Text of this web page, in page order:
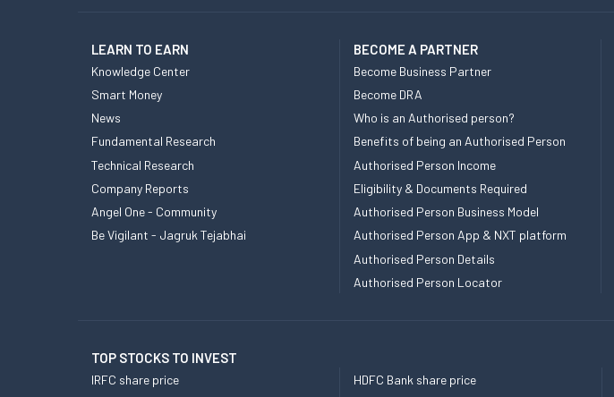
LEARN TO EARN
Knowledge Center
Smart Money
News
Fundamental Research
Technical Research
Company Reports
Angel One - Community
Be Vigilant - Jagruk Tejabhai
BECOME A PARTNER
Become Business Partner
Become DRA
Who is an Authorised person?
Benefits of being an Authorised Person
Authorised Person Income
Eligibility & Documents Required
Authorised Person Business Model
Authorised Person App & NXT platform
Authorised Person Details
Authorised Person Locator
TOP STOCKS TO INVEST
IRFC share price
HDFC Bank share price